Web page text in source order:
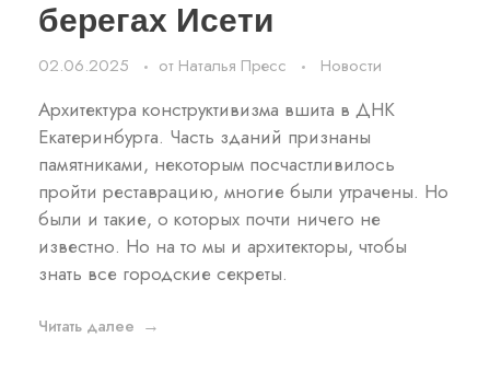
берегах Исети
02.06.2025 от Наталья Пресс Новости
Архитектура конструктивизма вшита в ДНК
Екатеринбурга. Часть зданий признаны
памятниками, некоторым посчастливилось
пройти реставрацию, многие были утрачены. Но
были и такие, о которых почти ничего не
известно. Но на то мы и архитекторы, чтобы
знать все городские секреты.
Читать далее